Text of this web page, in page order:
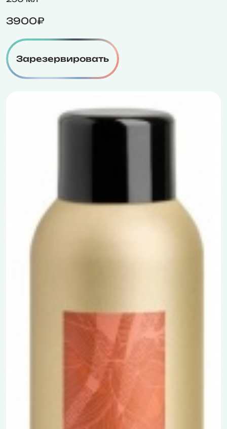
3900₽
Зарезервировать